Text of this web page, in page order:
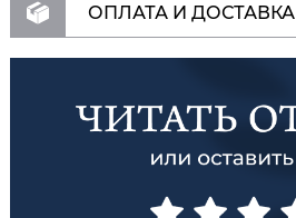
ОПЛАТА И ДОСТАВКА